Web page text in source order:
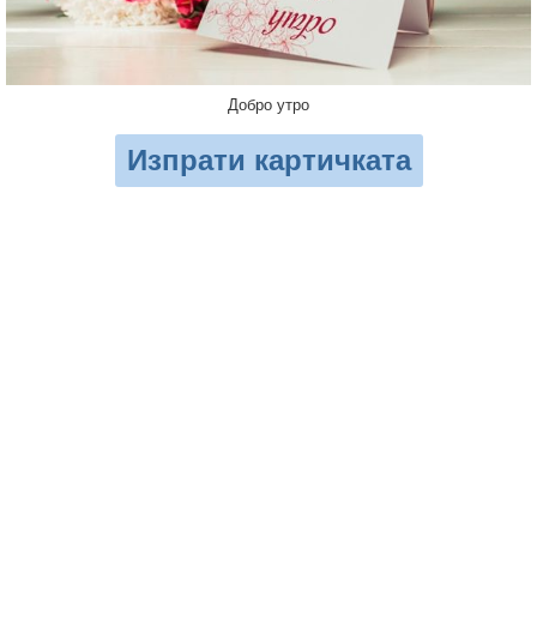
Добро утро
Изпрати картичката